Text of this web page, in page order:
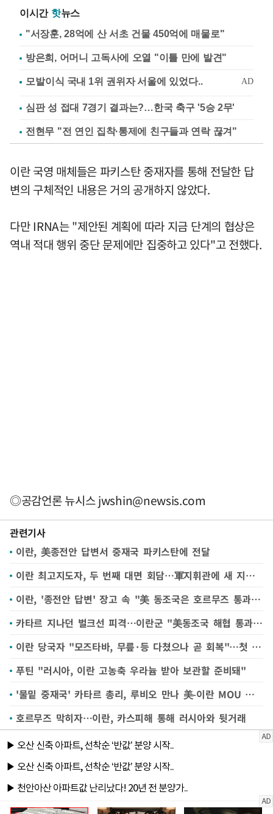
이시간 핫뉴스
"서장훈, 28억에 산 서초 건물 450억에 매물로"
방은희, 어머니 고독사에 오열 "이틀 만에 발견"
심판 성 접대 7경기 결과는?…한국 축구 '5승 2무'
전현무 "전 연인 집착·통제에 친구들과 연락 끊겨"
이란 국영 매체들은 파키스탄 중재자를 통해 전달한 답
변의 구체적인 내용은 거의 공개하지 않았다.
다만 IRNA는 "제안된 계획에 따라 지금 단계의 협상은
역내 적대 행위 중단 문제에만 집중하고 있다"고 전했다.
◎공감언론 뉴시스jwshin@newsis.com
관련기사
이란, 美종전안 답변서 중재국 파키스탄에 전달
이란 최고지도자, 두 번째 대면 회담…軍지휘관에 새 지침 하달
이란, '종전안 답변' 장고 속 "美 동조국은 호르무즈 통과 불가"(종합)
카타르 지나던 벌크선 피격…이란군 "美동조국 해협 통과못해"
이란 당국자 "모즈타바, 무릎·등 다쳤으나 곧 회복"…첫 상세설명
푸틴 "러시아, 이란 고농축 우라늄 받아 보관할 준비돼"
'물밑 중재국' 카타르 총리, 루비오 만나 美-이란 MOU 상황 논의
호르무즈 막히자…이란, 카스피해 통해 러시아와 뒷거래